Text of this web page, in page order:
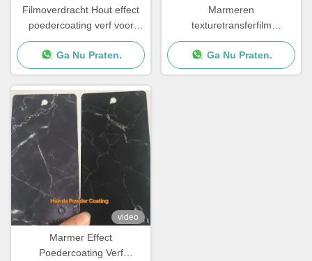
Filmoverdracht Hout effect
poedercoating verf voor
metalen meubels
Ga Nu Praten.
Marmeren
texturetransferfilm
decoratieve poedercoating
voor meubels
Ga Nu Praten.
video
Marmer Effect
Poedercoating Verf